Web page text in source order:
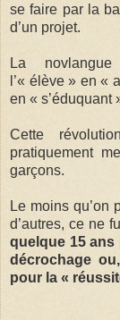
se faire par la
d’un projet.
La novlangue
l’« élève » en
en « s’éduquant
Cette
pratiquement
garçons.
Le moins qu’on
d’autres, ce ne
quelque 15 ans
décrochage
pour la «